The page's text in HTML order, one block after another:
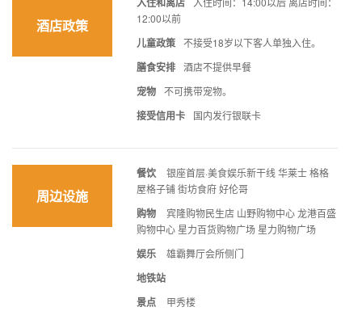
酒店政策
12:00以前
儿童政策 不接受18岁以下客人单独入住。
膳食安排 酒店不提供早餐
宠物 不可携带宠物。
接受信用卡 国内发行银联卡
周边设施
餐饮
银座首层·美食娱乐新干线 华莱士 格格
屋格子铺 街坊食府 好伦哥
购物
宾隆购物民生店 山野购物中心 龙港百盛
购物中心 星力百货购物广场 星力购物广场
娱乐 雄霸舞厅会所侧门
地铁站
景点
甲秀楼